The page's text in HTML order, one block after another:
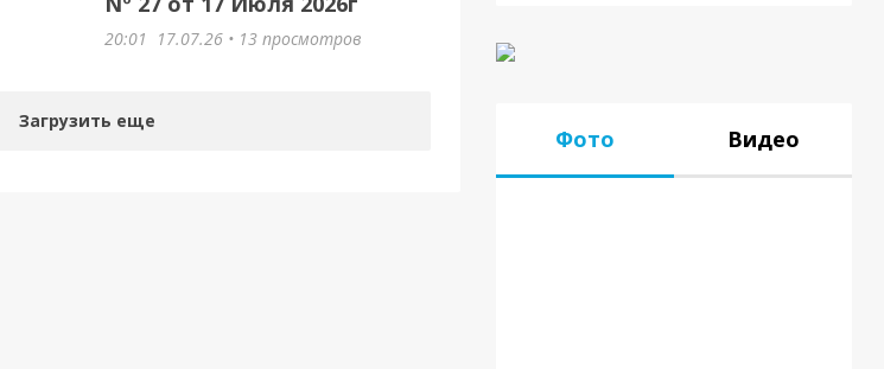
20:01 17.07.26 • 13 просмотров
Загрузить еще
Фото Видео